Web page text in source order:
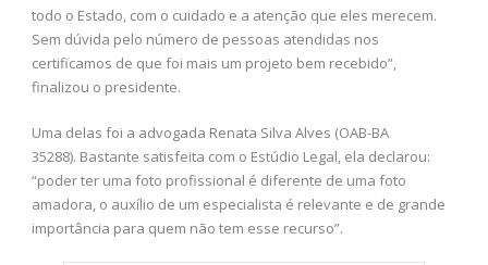
todo o Estado, com o cuidado e a atenção que eles merecem.
Sem dúvida pelo número de pessoas atendidas nos
certificamos de que foi mais um projeto bem recebido”,
finalizou o presidente.
Uma delas foi a advogada Renata Silva Alves (OAB-BA
35288). Bastante satisfeita com o Estúdio Legal, ela declarou:
“poder ter uma foto profissional é diferente de uma foto
amadora, o auxílio de um especialista é relevante e de grande
importância para quem não tem esse recurso”.